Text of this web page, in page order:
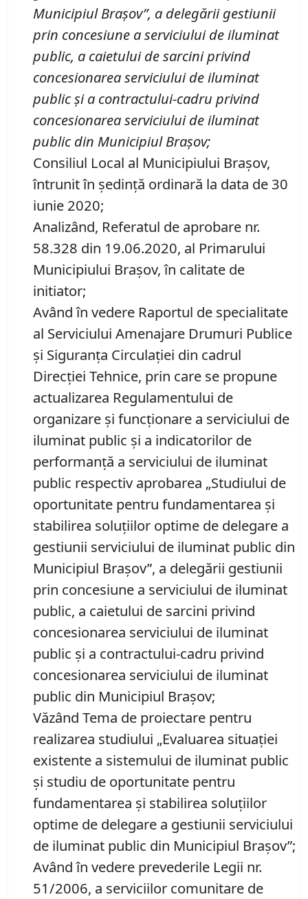
Municipiul Brașov”, a delegării gestiunii
prin concesiune a serviciului de iluminat
public, a caietului de sarcini privind
concesionarea serviciului de iluminat
public și a contractului-cadru privind
concesionarea serviciului de iluminat
publicdin Municipiul Brașov;
Consiliul Local al Municipiului Brașov,
întrunit în ședință ordinară la data de 30
iunie 2020;
Analizând, Referatul de aprobare nr.
58.328 din 19.06.2020, al Primarului
Municipiului Brașov, în calitate de
initiator;
Având în vedere Raportul de specialitate
al Serviciului Amenajare Drumuri Publice
şi Siguranţa Circulaţiei din cadrul
Direcţiei Tehnice, prin care se propune
actualizarea Regulamentului de
organizare și funcționare a serviciului de
iluminat public și a indicatorilor de
performanță a serviciului de iluminat
public respectiv aprobarea „Studiului de
oportunitate pentru fundamentarea și
stabilirea soluțiilor optime de delegare a
gestiunii serviciului de iluminat public din
Municipiul Brașov”, a delegării gestiunii
prin concesiune a serviciului de iluminat
public, a caietului de sarcini privind
concesionarea serviciului de iluminat
public și a contractului-cadru privind
concesionarea serviciului de iluminat
public din Municipiul Brașov;
Văzând Tema de proiectare pentru
realizarea studiului „Evaluarea situației
existente a sistemului de iluminat public
și studiu de oportunitate pentru
fundamentarea și stabilirea soluțiilor
optime de delegare a gestiunii serviciului
de iluminat public din Municipiul Brașov”;
Având în vedere prevederile Legii nr.
51/2006, a serviciilor comunitare de